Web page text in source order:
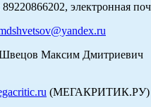
электронная
Швецов Максим Дмитриевич
(МЕГАКРИТИК.РУ)